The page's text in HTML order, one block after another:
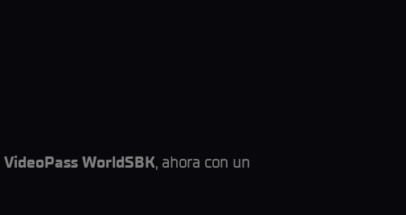
VideoPass WorldSBK, ahora con un